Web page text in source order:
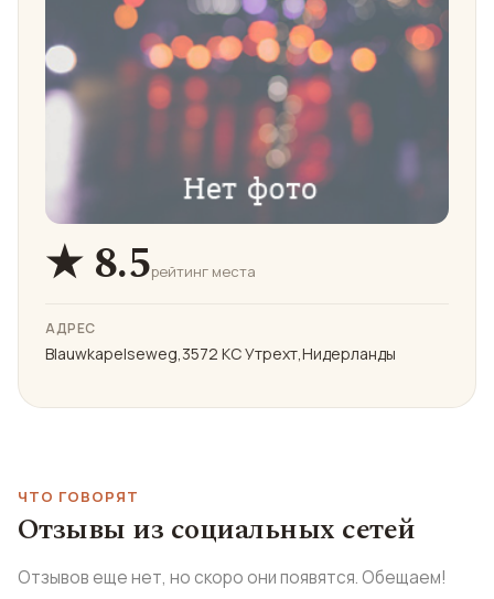
★ 8.5рейтинг места
АДРЕС
Blauwkapelseweg,3572 KC Утрехт,Нидерланды
ЧТО ГОВОРЯТ
Отзывы из социальных сетей
Отзывов еще нет, но скоро они появятся. Обещаем!